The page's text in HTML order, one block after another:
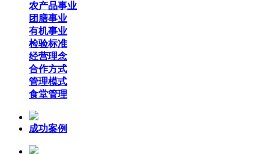
农产品事业
团膳事业
有机事业
检验标准
经营理念
合作方式
管理模式
食堂管理
成功案例